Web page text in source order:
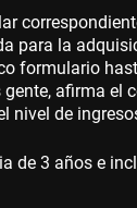
para la
formulario
afirma el
nivel de
de 3 años e